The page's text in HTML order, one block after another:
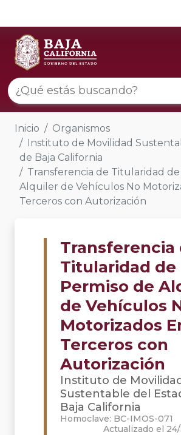
Inicio
Organismos
Instituto de Movilidad
de Baja California
Transferencia de Titularidad
Alquiler de Vehículos No
Terceros con Autorización
Transferencia
Titularidad de
Permiso de
de Vehículos
Motorizados
Terceros con
Autorización
Instituto de Movilidad
Sustentable del
Baja California
Homoclave: BC-IMOS-071
Actualizado el